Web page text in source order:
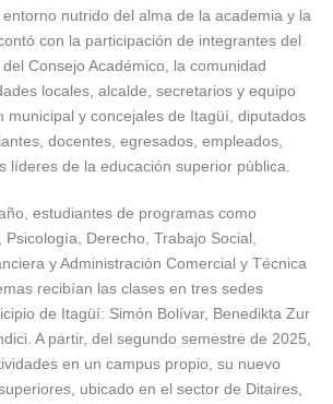
nutrido del alma de la academia y la
con la participación de integrantes del
Consejo Académico, la comunidad
locales, alcalde, secretarios y equipo
municipal y concejales de Itagüí, diputados
docentes, egresados, empleados,
líderes de la educación superior pública.
estudiantes de programas como
Derecho, Trabajo Social,
y Administración Comercial y Técnica
recibían las clases en tres sedes
de Itagüí: Simón Bolívar, Benedikta Zur
A partir, del segundo semestre de 2025,
en un campus propio, su nuevo
ubicado en el sector de Ditaires,